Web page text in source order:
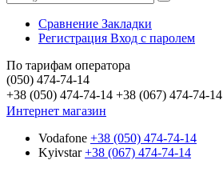
Сравнение Закладки
Регистрация Вход с паролем
По тарифам оператора
(050) 474-74-14
+38 (050) 474-74-14 +38 (067) 474-74-14
Интернет магазин
Vodafone +38 (050) 474-74-14
Kyivstar +38 (067) 474-74-14